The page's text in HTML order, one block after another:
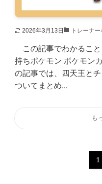
2026年3月13日 トレーナ
この記事でわかるこ
持ちポケモン ポケモン
の記事では、四天王と
ついてまとめ...
1